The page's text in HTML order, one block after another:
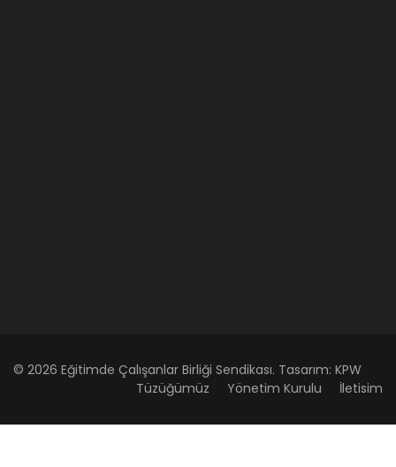
© 2026 Eğitimde Çalışanlar Birliği Sendikası. Tasarım: KPW
Tüzüğümüz
Yönetim Kurulu İletisim